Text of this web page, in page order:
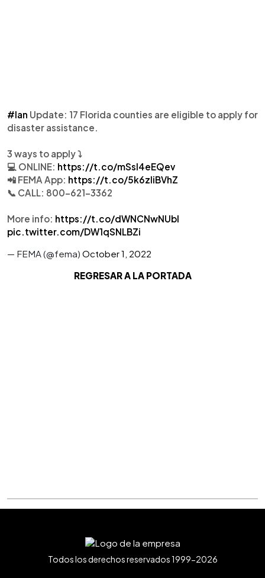
#Ian Update: 17 Florida counties are eligible to apply for
disaster assistance.
3 ways to apply ⤵
💻 ONLINE: https://t.co/mSsI4eEQev
📲 FEMA App: https://t.co/5k6zIiBVhZ
📞 CALL: 800-621-3362
More info: https://t.co/dWNCNwNUbl
pic.twitter.com/DW1qSNLBZi
— FEMA (@fema) October 1, 2022
REGRESAR A LA PORTADA
Todos los derechos reservados 1999-2026